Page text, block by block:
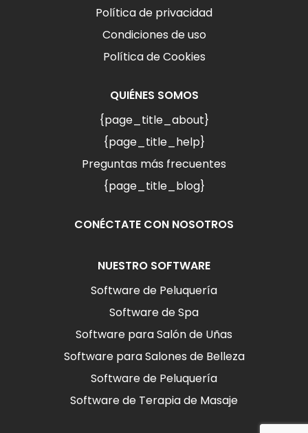
Política de privacidad
Condiciones de uso
Política de Cookies
QUIÉNES SOMOS
{page_title_about}
{page_title_help}
Preguntas más frecuentes
{page_title_blog}
CONÉCTATE CON NOSOTROS
NUESTRO SOFTWARE
Software de Peluquería
Software de Spa
Software para Salón de Uñas
Software para Salones de Belleza
Software de Peluquería
Software de Terapia de Masaje